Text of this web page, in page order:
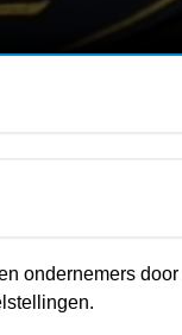
ondernemers